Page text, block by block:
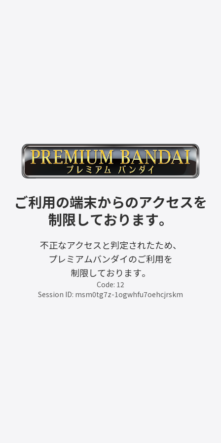
ご利用の端末からのアクセスを
制限しております。
不正なアクセスと判定されたため、
プレミアムバンダイのご利用を
制限しております。
Code: 12
Session ID: msm0tg7z-1ogwhfu7oehcjrskm